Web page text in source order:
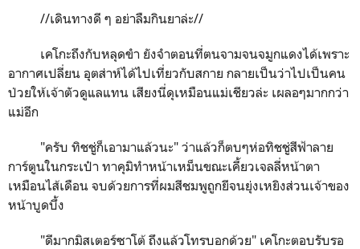
//เดินทางดี ๆ อย่าลืมกินยาล่ะ//
เคโกะถึงกับหลุดขำ ยังจำตอนที่ตนจามจนจมูกแดงได้เพราะ
อากาศเปลี่ยน อุตส่าห์ได้ไปเที่ยวกับสกาย กลายเป็นว่าไปเป็นคน
ป่วยให้เจ้าตัวดูแลแทน เสียงนี่ดุเหมือนแม่เชียวล่ะ เผลอๆมากกว่า
แม่อีก
"ครับ ทิชชู่ก็เอามาแล้วนะ" ว่าแล้วก็ตบๆห่อทิชชู่สีฟ้าลาย
การ์ตูนในกระเป๋า ทาคุมิทำหน้าเหม็นขณะเคี้ยวเจลลี่หน้าตา
เหมือนไส้เดือน จบด้วยการที่ผมสีชมพูถูกยีจนยุ่งเหยิงส่วนเจ้าของ
หน้าบูดบึ้ง
"ดีมากมิสเตอร์ซาโต้ ถึงแล้วโทรบอกด้วย" เคโกะตอบรับรอ